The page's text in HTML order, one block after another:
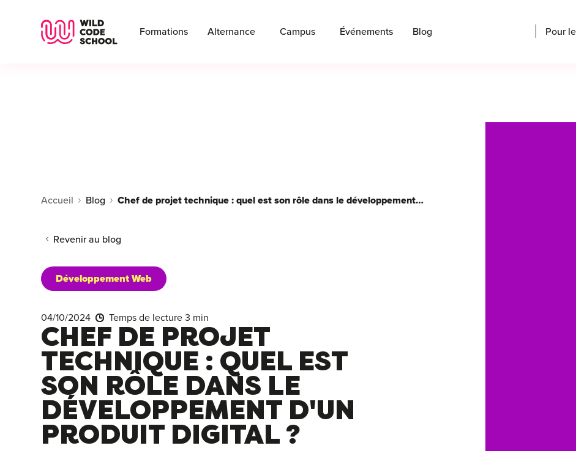
Wild Code School Header Logo
Formations Alternance Campus Événements Blog Pour
Accueil Blog Chef de projet technique : quel est son rôle dans le développement d'un produit digital ?
Revenir au blog
Développement Web
04/10/2024 Temps de lecture 3 min
CHEF DE PROJET
TECHNIQUE : QUEL EST
SON RÔLE DANS LE
DÉVELOPPEMENT D'UN
PRODUIT DIGITAL ?